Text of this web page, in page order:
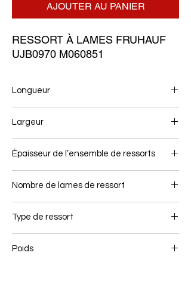
AJOUTER AU PANIER
RESSORT À LAMES FRUHAUF
UJB0970 M060851
Longueur
Largeur
Épaisseur de l’ensemble de ressorts
Nombre de lames de ressort
Type de ressort
Poids